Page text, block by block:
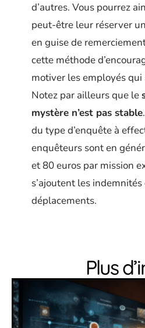
d’autres. Vous pourrez
peut-être leur réserver
en guise de
cette méthode
motiver les employés qui
Notez par ailleurs que le
mystère n’est pas stable
du type d’enquête à
enquêteurs sont en
et 80 euros par mission
s’ajoutent les
déplacements.
Plus